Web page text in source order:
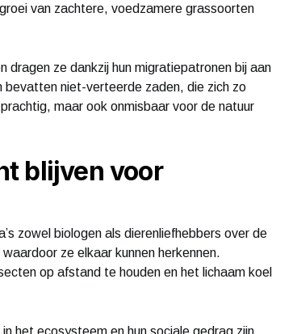
van zachtere, voedzamere grassoorten
dragen ze dankzij hun migratiepatronen bij aan
bevatten niet-verteerde zaden, die zich zo
maar ook onmisbaar voor de natuur
blijven voor
zowel biologen als dierenliefhebbers over de
ze elkaar kunnen herkennen.
op afstand te houden en het lichaam koel
het ecosysteem en hun sociale gedrag zijn